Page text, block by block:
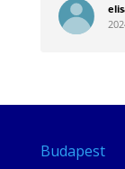
pour les
nous
Budapest